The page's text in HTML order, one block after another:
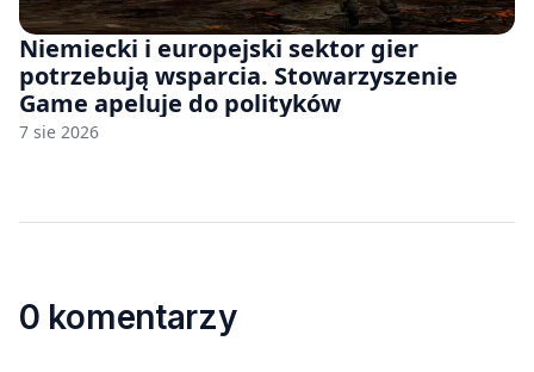
Niemiecki i europejski sektor gier
potrzebują wsparcia. Stowarzyszenie
Game apeluje do polityków
7 sie 2026
0 komentarzy